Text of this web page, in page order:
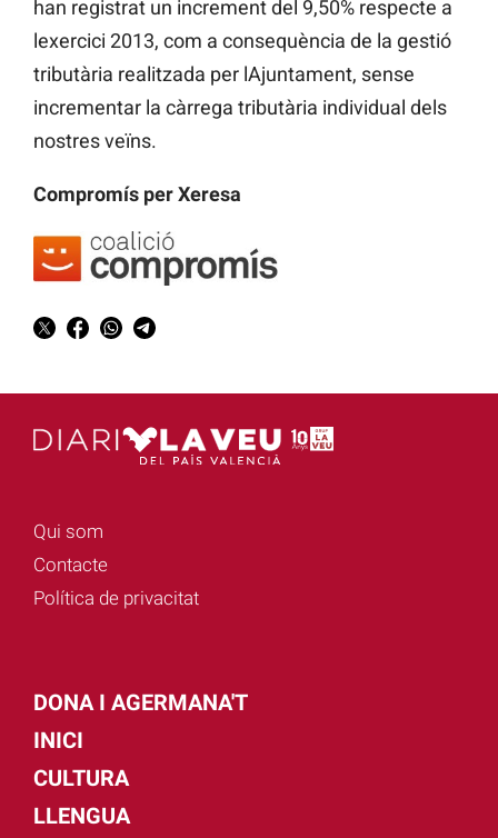
han registrat un increment del 9,50% respecte a
lexercici 2013, com a consequència de la gestió
tributària realitzada per lAjuntament, sense
incrementar la càrrega tributària individual dels
nostres veïns.
Compromís per Xeresa
Qui som
Contacte
Política de privacitat
DONA I AGERMANA'T
INICI
CULTURA
LLENGUA